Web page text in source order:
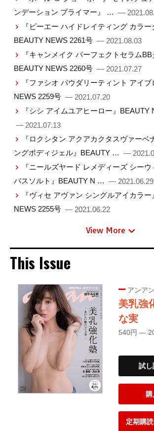
ンデーション プライマー』 … —
『ビーエー ハイドレイティング カラー
BEAUTY NEWS 2261号 — 2021.08.03
『キャンメイク パーフェクトセラムBB
BEAUTY NEWS 2260号 — 2021.07.27
『ファシオ パウダリーティント アイ
NEWS 2259号 — 2021.07.20
『シシ アイムユアヒーロー』BEAUTY
— 2021.07.13
『ロクシタン アクアカクタスヴァーベ
ングボディジェル』BEAUTY … —
『ニールズヤード レメディーズ シー
バスソルト』BEAUTY N … — 2021.06.29
『ヴィセ アヴァン シングルアイカラ
NEWS 2255号 — 2021.06.22
View More
This Issue
アンア
美乳強
な実
540円 —
試し
購
定期購